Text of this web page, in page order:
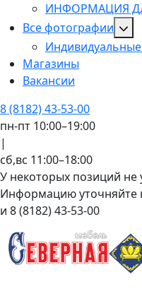
ИНФОРМАЦИЯ
Все фотографии
Магазины
Вакансии
8 (8182) 43-53-00
пн-пт 10:00–19:00
|
сб,вс 11:00–18:00
У некоторых позиций не
Информацию уточняйте
и 8 (8182) 43-53-00